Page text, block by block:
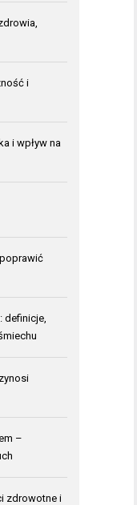
i
i wpływ na
definicje,
–
zdrowotne i